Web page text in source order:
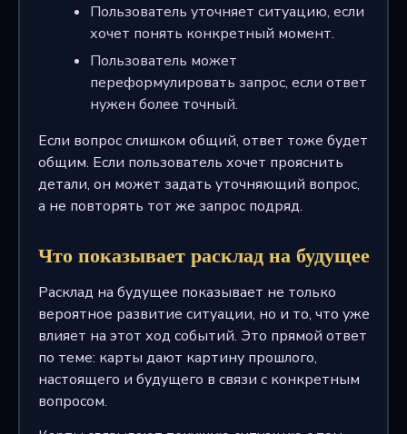
Пользователь уточняет ситуацию, если
хочет понять конкретный момент.
Пользователь может
переформулировать запрос, если ответ
нужен более точный.
Если вопрос слишком общий, ответ тоже будет
общим. Если пользователь хочет прояснить
детали, он может задать уточняющий вопрос,
а не повторять тот же запрос подряд.
Что показывает расклад на будущее
Расклад на будущее показывает не только
вероятное развитие ситуации, но и то, что уже
влияет на этот ход событий. Это прямой ответ
по теме: карты дают картину прошлого,
настоящего и будущего в связи с конкретным
вопросом.